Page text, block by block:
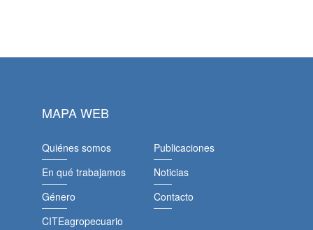
MAPA WEB
Quiénes somos
En qué trabajamos
Género
CITEagropecuario
Publicaciones
Noticias
Contacto